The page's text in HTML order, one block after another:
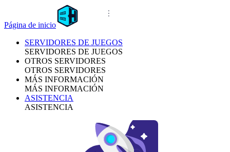
Página de inicio
SERVIDORES DE JUEGOS
SERVIDORES DE JUEGOS
OTROS SERVIDORES
OTROS SERVIDORES
MÁS INFORMACIÓN
MÁS INFORMACIÓN
ASISTENCIA
ASISTENCIA